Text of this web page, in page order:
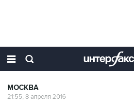
МОСКВА
21:55, 8 апреля 2016